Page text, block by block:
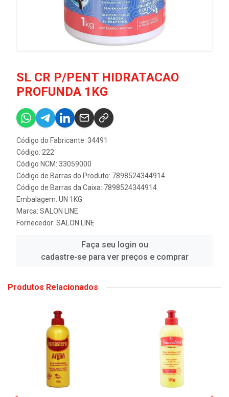
SL CR P/PENT HIDRATACAO
PROFUNDA 1KG
Código do Fabricante: 34491
Código: 222
Código NCM: 33059000
Código de Barras do Produto: 7898524344914
Código de Barras da Caixa: 7898524344914
Embalagem: UN 1KG
Marca: SALON LINE
Fornecedor: SALON LINE
Faça seu login ou
cadastre-se para ver preços e comprar
Produtos Relacionados